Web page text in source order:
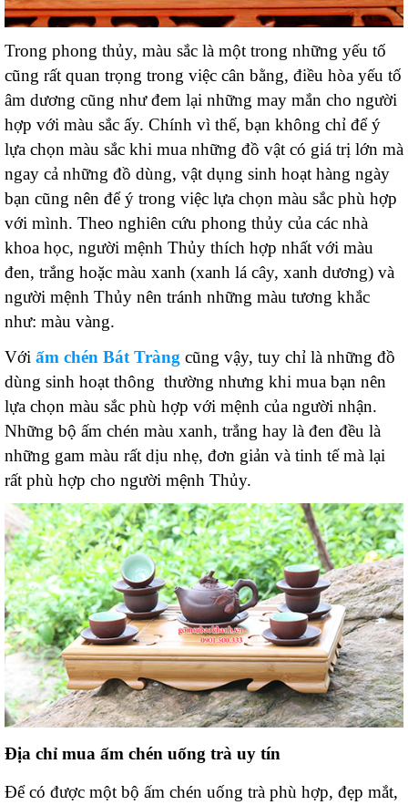
Trong phong thủy, màu sắc là một trong những yếu tố
cũng rất quan trọng trong việc cân bằng, điều hòa yếu tố
âm dương cũng như đem lại những may mắn cho người
hợp với màu sắc ấy. Chính vì thế, bạn không chỉ để ý
lựa chọn màu sắc khi mua những đồ vật có giá trị lớn mà
ngay cả những đồ dùng, vật dụng sinh hoạt hàng ngày
bạn cũng nên để ý trong việc lựa chọn màu sắc phù hợp
với mình. Theo nghiên cứu phong thủy của các nhà
khoa học, người mệnh Thủy thích hợp nhất với màu
đen, trắng hoặc màu xanh (xanh lá cây, xanh dương) và
người mệnh Thủy nên tránh những màu tương khắc
như: màu vàng.
Với ấm chén Bát Tràng cũng vậy, tuy chỉ là những đồ
dùng sinh hoạt thông thường nhưng khi mua bạn nên
lựa chọn màu sắc phù hợp với mệnh của người nhận.
Những bộ ấm chén màu xanh, trắng hay là đen đều là
những gam màu rất dịu nhẹ, đơn giản và tinh tế mà lại
rất phù hợp cho người mệnh Thủy.
Địa chỉ mua ấm chén uống trà uy tín
Để có được một bộ ấm chén uống trà phù hợp, đẹp mắt,